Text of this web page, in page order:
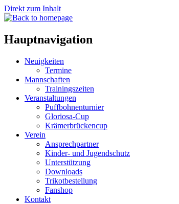
Direkt zum Inhalt
Hauptnavigation
Neuigkeiten
Termine
Mannschaften
Trainingszeiten
Veranstaltungen
Puffbohnenturnier
Gloriosa-Cup
Krämerbrückencup
Verein
Ansprechpartner
Kinder- und Jugendschutz
Unterstützung
Downloads
Trikotbestellung
Fanshop
Kontakt